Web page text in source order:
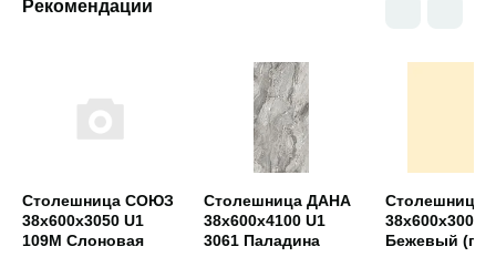
Рекомендации
Столешница СОЮЗ
38х600х3050 U1
109М Слоновая
Столешница ДАНА
38х600х4100 U1
3061 Паладина
Столешница
38х600х3000
Бежевый